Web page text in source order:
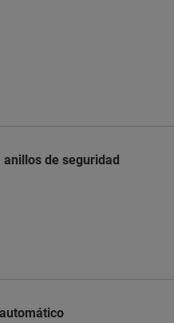
de seguridad